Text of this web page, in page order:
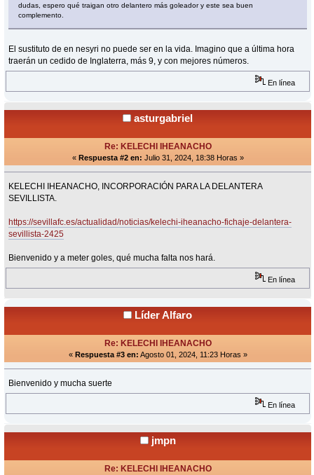
dudas, espero qué traigan otro delantero más goleador y este sea buen
complemento.
El sustituto de en nesyri no puede ser en la vida. Imagino que a última hora
traerán un cedido de Inglaterra, más 9, y con mejores números.
En línea
asturgabriel
Re: KELECHI IHEANACHO
« Respuesta #2 en: Julio 31, 2024, 18:38 Horas »
KELECHI IHEANACHO, INCORPORACIÓN PARA LA DELANTERA
SEVILLISTA.
https://sevillafc.es/actualidad/noticias/kelechi-iheanacho-fichaje-delantera-
sevillista-2425
Bienvenido y a meter goles, qué mucha falta nos hará.
En línea
Líder Alfaro
Re: KELECHI IHEANACHO
« Respuesta #3 en: Agosto 01, 2024, 11:23 Horas »
Bienvenido y mucha suerte
En línea
jmpn
Re: KELECHI IHEANACHO